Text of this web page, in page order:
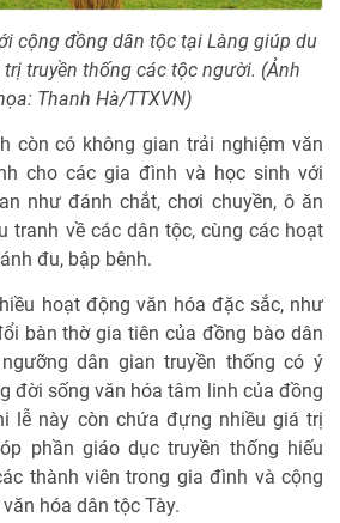
cộng đồng dân tộc tại Làng giúp du
truyền thống các tộc người. (Ảnh
Thanh Hà/TTXVN)
còn có không gian trải nghiệm văn
cho các gia đình và học sinh với
như đánh chắt, chơi chuyền, ô ăn
tranh về các dân tộc, cùng các hoạt
đu, bập bênh.
hoạt động văn hóa đặc sắc, như
bàn thờ gia tiên của đồng bào dân
dân gian truyền thống có ý
đời sống văn hóa tâm linh của đồng
lễ này còn chứa đựng nhiều giá trị
phần giáo dục truyền thống hiếu
thành viên trong gia đình và cộng
hóa dân tộc Tày.